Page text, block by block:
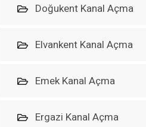
Doğukent Kanal Açma
Elvankent Kanal Açma
Emek Kanal Açma
Ergazi Kanal Açma